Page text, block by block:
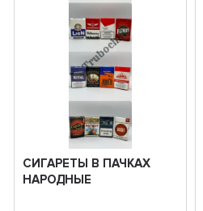
СИГАРЕТЫ В ПАЧКАХ
НАРОДНЫЕ